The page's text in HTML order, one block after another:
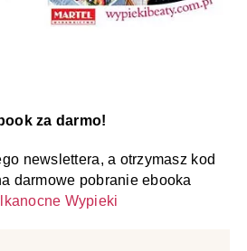
za darmo!
newslettera, a otrzymasz kod
darmowe pobranie ebooka
Wypieki